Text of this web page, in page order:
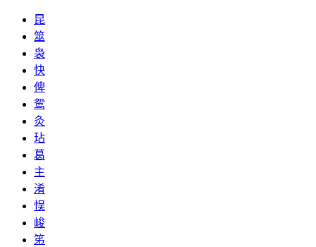
昆
筮
袅
快
俾
鸳
灸
玷
葛
主
淆
悮
峻
笫